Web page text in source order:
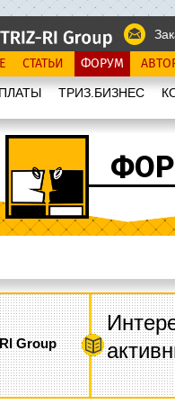
СТАТЬИ ФОРУМ
ТРИЗ.БИЗНЕС
Group